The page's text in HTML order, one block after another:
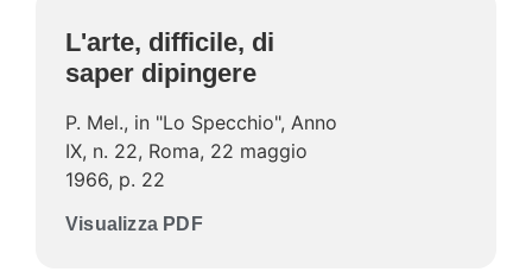
L'arte, difficile, di
saper dipingere
P. Mel., in "Lo Specchio", Anno
IX, n. 22, Roma, 22 maggio
1966, p. 22
Visualizza PDF